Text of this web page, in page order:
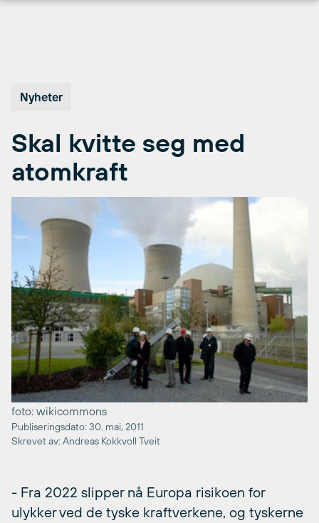
Nyheter
Skal kvitte seg med
atomkraft
foto: wikicommons
Publiseringsdato: 30. mai, 2011
Skrevet av: Andreas Kokkvoll Tveit
- Fra 2022 slipper nå Europa risikoen for
ulykker ved de tyske kraftverkene, og tyskerne